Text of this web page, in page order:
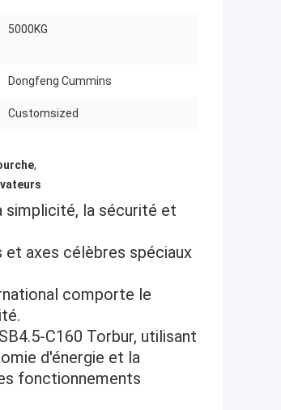
5000KG
Dongfeng Cummins
Customsized
,
simplicité, la sécurité et
et axes célèbres spéciaux
comporte le
C160 Torbur, utilisant
d'énergie et la
fonctionnements